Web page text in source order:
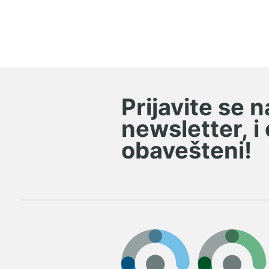
Zaptivke za hidrauliku i
Preklopnici i obujmice
Pogoni i pogonski elementi
Prijavite se
newsletter, i
obavešteni!